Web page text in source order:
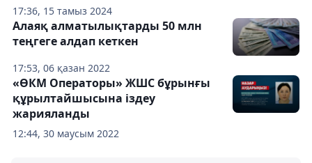
17:36, 15 тамыз 2024
17:53, 06 қазан 2022
Алаяқ алматылықтарды 50 млн
теңгеге алдап кеткен
12:44, 30 маусым 2022
«ӨКМ Операторы» ЖШС бұрынғы
құрылтайшысына іздеу
жарияланды